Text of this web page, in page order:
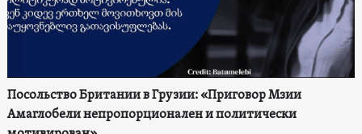
Посольство Британии в Грузии: «Приговор Мзии
Амаглобели непропорционален и политически